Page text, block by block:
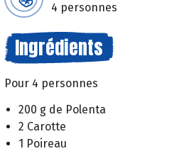
4 personnes
Ingrédients
Pour 4 personnes
200 g de Polenta
2 Carotte
1 Poireau